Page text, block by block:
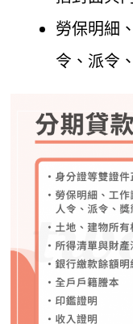
勞保明細
令、派令